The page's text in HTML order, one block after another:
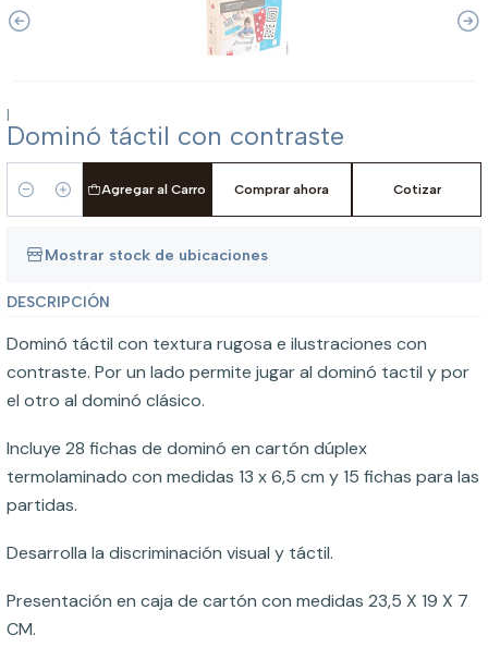
|
Dominó táctil con contraste
Cantidad
Agregar al Carro Comprar ahora Cotizar
Mostrar stock de ubicaciones
DESCRIPCIÓN
Dominó táctil con textura rugosa e ilustraciones con
contraste. Por un lado permite jugar al dominó tactil y por
el otro al dominó clásico.
Incluye 28 fichas de dominó en cartón dúplex
termolaminado con medidas 13 x 6,5 cm y 15 fichas para las
partidas.
Desarrolla la discriminación visual y táctil.
Presentación en caja de cartón con medidas 23,5 X 19 X 7
CM.